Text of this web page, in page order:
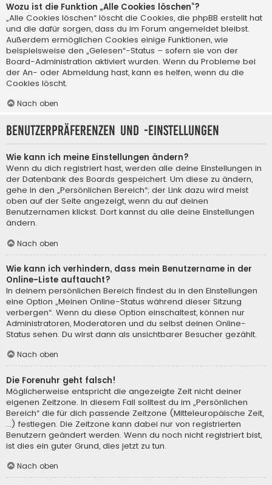
Wozu ist die Funktion „Alle Cookies löschen“?
„Alle Cookies löschen“ löscht die Cookies, die phpBB erstellt hat
und die dafür sorgen, dass du im Forum angemeldet bleibst.
Außerdem ermöglichen Cookies einige Funktionen, wie
beispielsweise den „Gelesen“-Status – sofern sie von der
Board-Administration aktiviert wurden. Wenn du Probleme bei
der An- oder Abmeldung hast, kann es helfen, wenn du die
Cookies löscht.
Nach oben
Benutzerpräferenzen und -einstellungen
Wie kann ich meine Einstellungen ändern?
Wenn du dich registriert hast, werden alle deine Einstellungen in
der Datenbank des Boards gespeichert. Um diese zu ändern,
gehe in den „Persönlichen Bereich“; der Link dazu wird meist
oben auf der Seite angezeigt, wenn du auf deinen
Benutzernamen klickst. Dort kannst du alle deine Einstellungen
ändern.
Nach oben
Wie kann ich verhindern, dass mein Benutzername in der
Online-Liste auftaucht?
In deinem persönlichen Bereich findest du in den Einstellungen
eine Option „Meinen Online-Status während dieser Sitzung
verbergen“. Wenn du diese Option einschaltest, können nur
Administratoren, Moderatoren und du selbst deinen Online-
Status sehen. Du wirst dann als unsichtbarer Besucher gezählt.
Nach oben
Die Forenuhr geht falsch!
Möglicherweise entspricht die angezeigte Zeit nicht deiner
eigenen Zeitzone. In diesem Fall solltest du im „Persönlichen
Bereich“ die für dich passende Zeitzone (Mitteleuropäische Zeit,
...) festlegen. Die Zeitzone kann dabei nur von registrierten
Benutzern geändert werden. Wenn du noch nicht registriert bist,
ist dies ein guter Grund, dies jetzt zu tun.
Nach oben